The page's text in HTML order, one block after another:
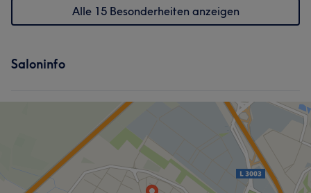
Alle 15 Besonderheiten anzeigen
Saloninfo